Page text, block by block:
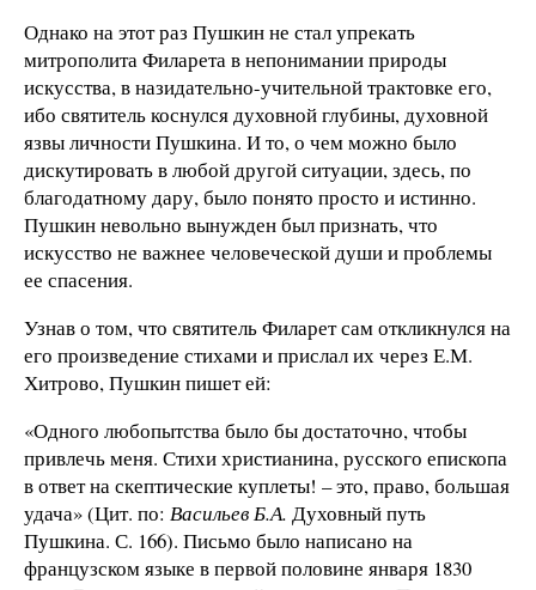
Однако на этот раз Пушкин не стал упрекать
митрополита Филарета в непонимании природы
искусства, в назидательно-учительной трактовке его,
ибо святитель коснулся духовной глубины, духовной
язвы личности Пушкина. И то, о чем можно было
дискутировать в любой другой ситуации, здесь, по
благодатному дару, было понято просто и истинно.
Пушкин невольно вынужден был признать, что
искусство не важнее человеческой души и проблемы
ее спасения.
Узнав о том, что святитель Филарет сам откликнулся на
его произведение стихами и прислал их через Е.М.
Хитрово, Пушкин пишет ей:
«Одного любопытства было бы достаточно, чтобы
привлечь меня. Стихи христианина, русского епископа
в ответ на скептические куплеты! – это, право, большая
удача» (Цит. по: Васильев Б.А. Духовный путь
Пушкина. С. 166). Письмо было написано на
французском языке в первой половине января 1830